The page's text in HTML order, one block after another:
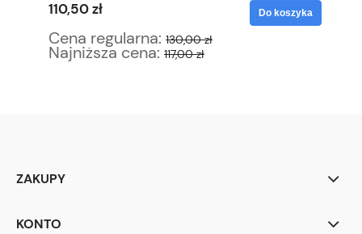
110,50 zł
Cena regularna: 130,00 zł
Najniższa cena: 117,00 zł
Do koszyka
ZAKUPY
KONTO